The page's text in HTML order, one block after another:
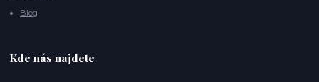
Blog
Kde nás najdete